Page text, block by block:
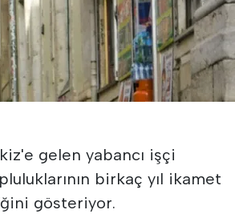
gelen yabancı işçi
birkaç yıl ikamet
gösteriyor.